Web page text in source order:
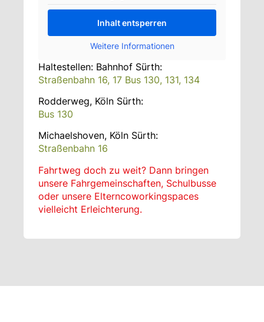
Inhalt entsperren
Weitere Informationen
Haltestellen: Bahnhof Sürth:
Straßenbahn 16, 17 Bus 130, 131, 134
Rodderweg, Köln Sürth:
Bus 130
Michaelshoven, Köln Sürth:
Straßenbahn 16
Fahrtweg doch zu weit? Dann bringen
unsere Fahrgemeinschaften, Schulbusse
oder unsere Elterncoworkingspaces
vielleicht Erleichterung.